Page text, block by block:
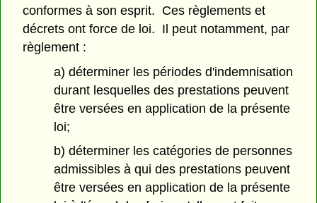
conformes à son esprit. Ces règlements et
décrets ont force de loi. Il peut notamment, par
règlement :
a) déterminer les périodes d'indemnisation
durant lesquelles des prestations peuvent
être versées en application de la présente
loi;
b) déterminer les catégories de personnes
admissibles à qui des prestations peuvent
être versées en application de la présente